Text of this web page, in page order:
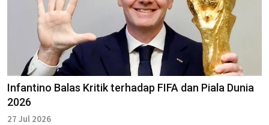
Infantino Balas Kritik terhadap FIFA dan Piala Dunia
2026
27 Jul 2026